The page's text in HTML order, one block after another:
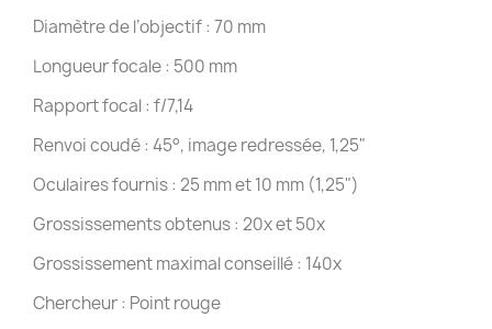
Diamètre de l’objectif : 70 mm
Longueur focale : 500 mm
Rapport focal : f/7,14
Renvoi coudé : 45°, image redressée, 1,25"
Oculaires fournis : 25 mm et 10 mm (1,25")
Grossissements obtenus : 20x et 50x
Grossissement maximal conseillé : 140x
Chercheur : Point rouge